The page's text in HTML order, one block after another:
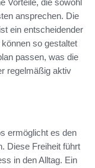
Vorteile, die sowohl
ansprechen. Die
ein entscheidender
so gestaltet
passen, was die
regelmäßig aktiv
ermöglicht es den
Diese Freiheit führt
in den Alltag. Ein